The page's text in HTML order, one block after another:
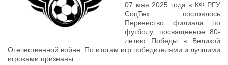
Библиотека
Студенческий совет
Студенческое научное общество
Социальная поддержка студентов
07 мая 2025 года в КФ РГУ
СоцТех состоялось
Первенство филиала по
футболу, посвященное 80-
летию Победы в Великой
Отечественной войне. По итогам игр победителями и лучшими
игроками признаны:...